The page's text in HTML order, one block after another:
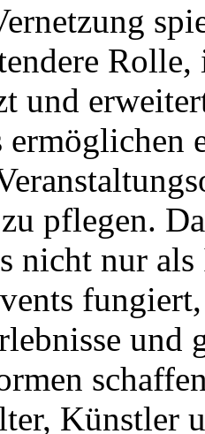
und
pflegen.
nicht nur
und
Künstler